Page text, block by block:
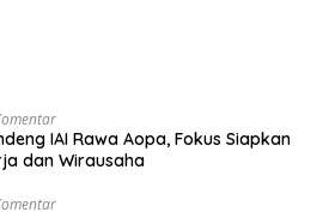
IAI Rawa Aopa, Fokus Siapkan
dan Wirausaha